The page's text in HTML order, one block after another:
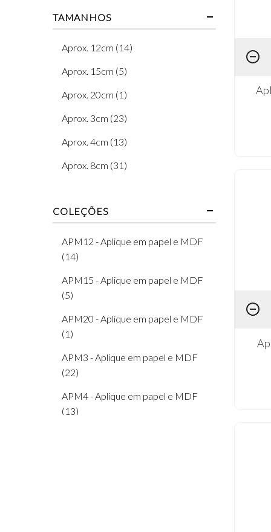
TAMANHOS
Aprox. 12cm (14)
Aprox. 15cm (5)
Aprox. 20cm (1)
Aprox. 3cm (23)
Aprox. 4cm (13)
Aprox. 8cm (31)
COLEÇÕES
APM12 - Aplique em papel e MDF
(14)
APM15 - Aplique em papel e MDF
(5)
APM20 - Aplique em papel e MDF
(1)
APM3 - Aplique em papel e MDF
(22)
APM4 - Aplique em papel e MDF
(13)